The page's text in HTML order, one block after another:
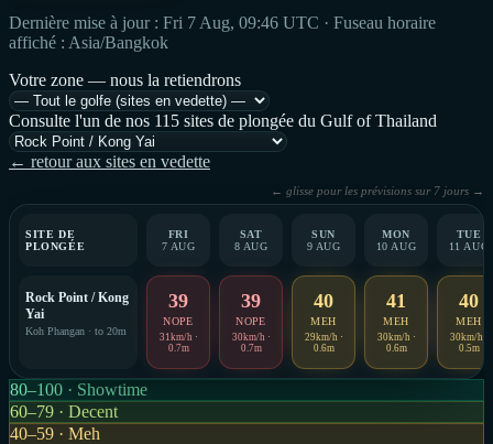
Dernière mise à jour : Fri 7 Aug, 09:46 UTC · Fuseau horaire
affiché : Asia/Bangkok
Votre zone — nous la retiendrons
Consulte l'un de nos 115 sites de plongée du Gulf of Thailand
← retour aux sites en vedette
← glisse pour les prévisions sur 7 jours →
SITE DE
PLONGÉE
FRI
7 AUG
SAT
8 AUG
SUN
9 AUG
MON
10 AUG
TUE
11 AUG
Rock Point / Kong
Yai
Koh Phangan · to 20m
39
NOPE
31km/h ·
0.7m
39
NOPE
30km/h ·
0.7m
40
MEH
29km/h ·
0.6m
41
MEH
30km/h ·
0.6m
40
MEH
30km/h ·
0.5m
80–100 · Showtime
60–79 · Decent
40–59 · Meh